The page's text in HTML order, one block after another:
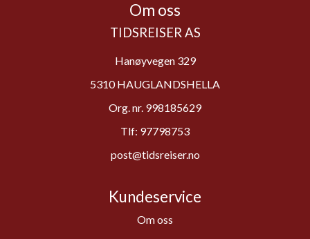
Om oss
TIDSREISER AS
Hanøyvegen 329
5310 HAUGLANDSHELLA
Org. nr. 998185629
Tlf: 97798753
post@tidsreiser.no
Kundeservice
Om oss